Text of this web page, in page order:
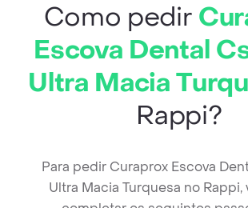
Como pedir
Escova Dental
Ultra Macia
Rappi?
Para pedir Curaprox Escova
Ultra Macia Turquesa no Rappi,